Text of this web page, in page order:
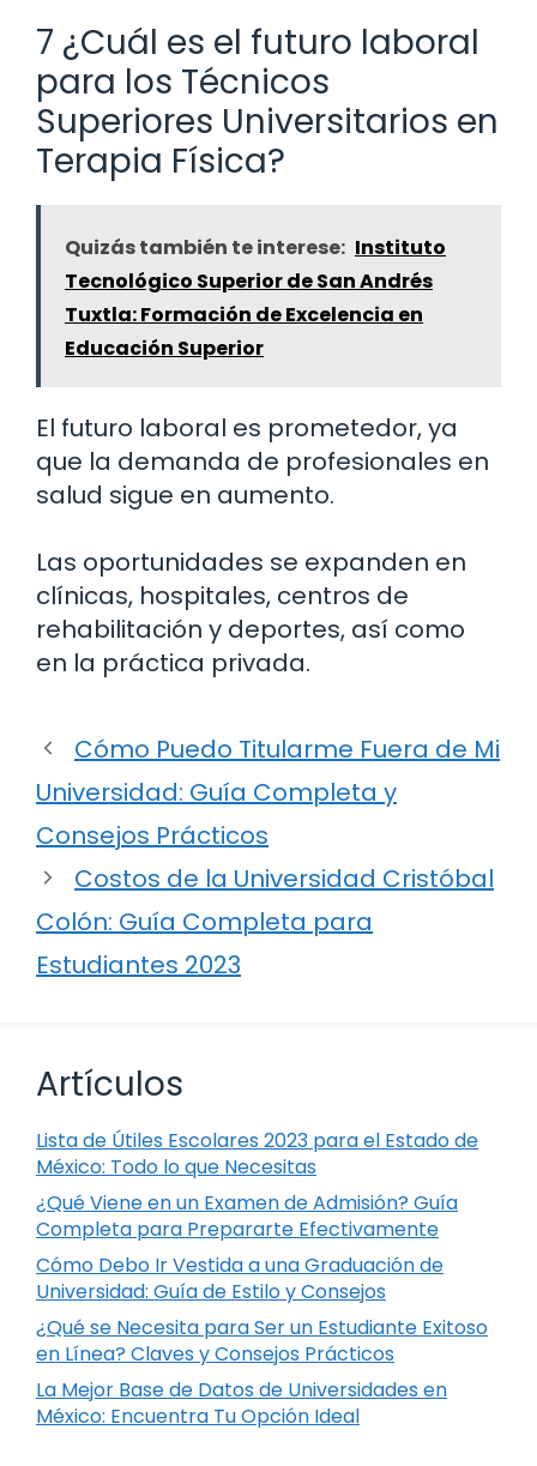
7 ¿Cuál es el futuro laboral
para los Técnicos
Superiores Universitarios en
Terapia Física?
Quizás también te interese: Instituto
Tecnológico Superior de San Andrés
Tuxtla: Formación de Excelencia en
Educación Superior
El futuro laboral es prometedor, ya
que la demanda de profesionales en
salud sigue en aumento.
Las oportunidades se expanden en
clínicas, hospitales, centros de
rehabilitación y deportes, así como
en la práctica privada.
Cómo Puedo Titularme Fuera de Mi
Universidad: Guía Completa y
Consejos Prácticos
Costos de la Universidad Cristóbal
Colón: Guía Completa para
Estudiantes 2023
Artículos
Lista de Útiles Escolares 2023 para el Estado de
México: Todo lo que Necesitas
¿Qué Viene en un Examen de Admisión? Guía
Completa para Prepararte Efectivamente
Cómo Debo Ir Vestida a una Graduación de
Universidad: Guía de Estilo y Consejos
¿Qué se Necesita para Ser un Estudiante Exitoso
en Línea? Claves y Consejos Prácticos
La Mejor Base de Datos de Universidades en
México: Encuentra Tu Opción Ideal